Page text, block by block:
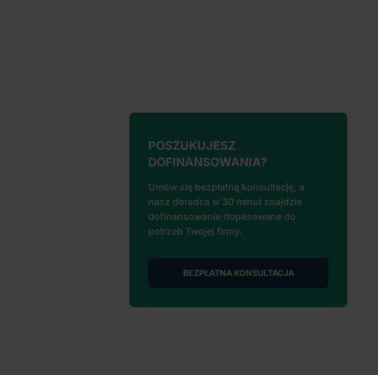
POSZUKUJESZ
DOFINANSOWANIA?
Umów się bezpłatną konsultację, a
nasz doradca w 30 minut znajdzie
dofinansowanie dopasowane do
potrzeb Twojej firmy.
BEZPŁATNA KONSULTACJA